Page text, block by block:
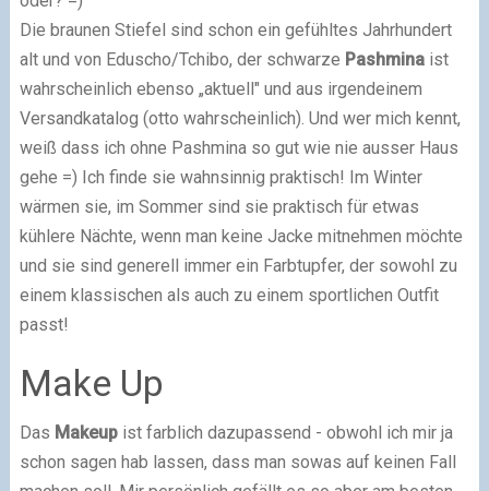
Die braunen Stiefel sind schon ein gefühltes Jahrhundert
alt und von Eduscho/Tchibo, der schwarze Pashminaist
wahrscheinlich ebenso „aktuell" und aus irgendeinem
Versandkatalog (otto wahrscheinlich). Und wer mich kennt,
weiß dass ich ohne Pashmina so gut wie nie ausser Haus
gehe =) Ich finde sie wahnsinnig praktisch! Im Winter
wärmen sie, im Sommer sind sie praktisch für etwas
kühlere Nächte, wenn man keine Jacke mitnehmen möchte
und sie sind generell immer ein Farbtupfer, der sowohl zu
einem klassischen als auch zu einem sportlichen Outfit
passt!
Make Up
Das Makeupist farblich dazupassend - obwohl ich mir ja
schon sagen hab lassen, dass man sowas auf keinen Fall